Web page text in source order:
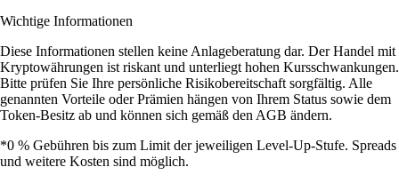
Wichtige Informationen
Diese Informationen stellen keine Anlageberatung dar. Der Handel mit
Kryptowährungen ist riskant und unterliegt hohen Kursschwankungen.
Bitte prüfen Sie Ihre persönliche Risikobereitschaft sorgfältig. Alle
genannten Vorteile oder Prämien hängen von Ihrem Status sowie dem
Token-Besitz ab und können sich gemäß den AGB ändern.
*0 % Gebühren bis zum Limit der jeweiligen Level-Up-Stufe. Spreads
und weitere Kosten sind möglich.